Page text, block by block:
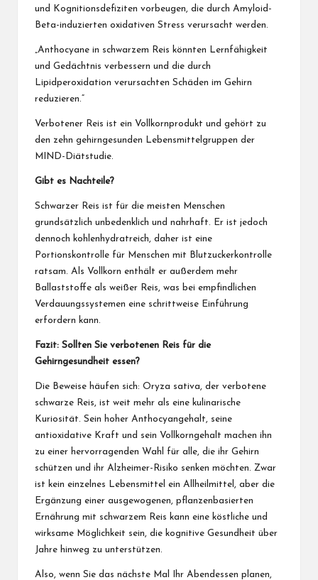
und Kognitionsdefiziten vorbeugen, die durch Amyloid-
Beta-induzierten oxidativen Stress verursacht werden.
„Anthocyane in schwarzem Reis könnten Lernfähigkeit
und Gedächtnis verbessern und die durch
Lipidperoxidation verursachten Schäden im Gehirn
reduzieren.“
Verbotener Reis ist ein Vollkornprodukt und gehört zu
den zehn gehirngesunden Lebensmittelgruppen der
MIND-Diätstudie.
Gibt es Nachteile?
Schwarzer Reis ist für die meisten Menschen
grundsätzlich unbedenklich und nahrhaft. Er ist jedoch
dennoch kohlenhydratreich, daher ist eine
Portionskontrolle für Menschen mit Blutzuckerkontrolle
ratsam. Als Vollkorn enthält er außerdem mehr
Ballaststoffe als weißer Reis, was bei empfindlichen
Verdauungssystemen eine schrittweise Einführung
erfordern kann.
Fazit: Sollten Sie verbotenen Reis für die
Gehirngesundheit essen?
Die Beweise häufen sich: Oryza sativa, der verbotene
schwarze Reis, ist weit mehr als eine kulinarische
Kuriosität. Sein hoher Anthocyangehalt, seine
antioxidative Kraft und sein Vollkorngehalt machen ihn
zu einer hervorragenden Wahl für alle, die ihr Gehirn
schützen und ihr Alzheimer-Risiko senken möchten. Zwar
ist kein einzelnes Lebensmittel ein Allheilmittel, aber die
Ergänzung einer ausgewogenen, pflanzenbasierten
Ernährung mit schwarzem Reis kann eine köstliche und
wirksame Möglichkeit sein, die kognitive Gesundheit über
Jahre hinweg zu unterstützen.
Also, wenn Sie das nächste Mal Ihr Abendessen planen,